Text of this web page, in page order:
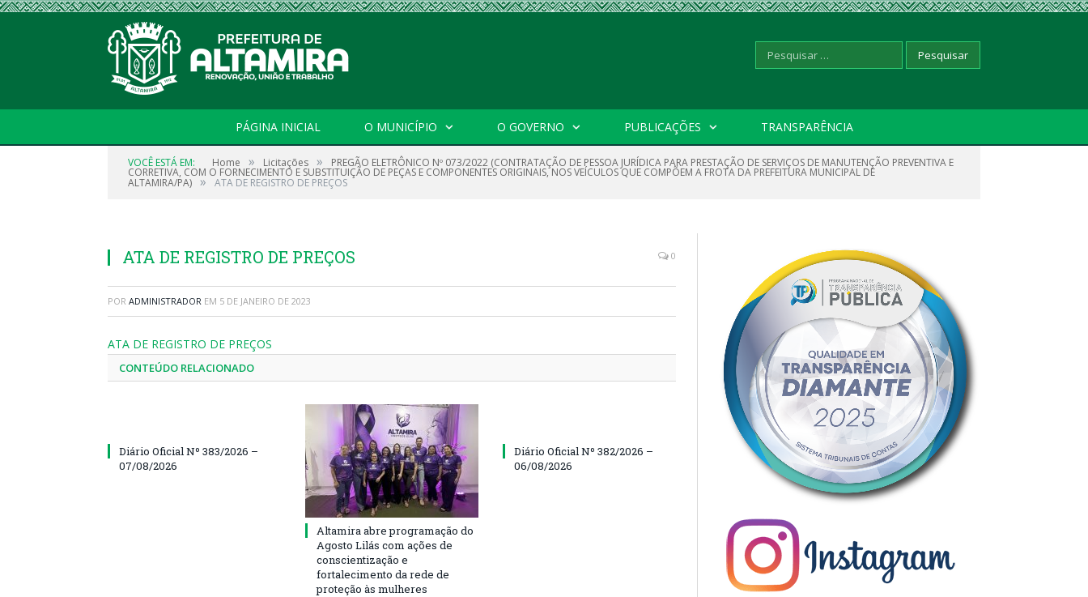
Pesquisar
por:
PÁGINA INICIAL O MUNICÍPIO O GOVERNO PUBLICAÇÕES TRANSPARÊNCIA
VOCÊ ESTÁ EM: Home » Licitações » PREGÃO ELETRÔNICO Nº 073/2022 (CONTRATAÇÃO DE PESSOA JURÍDICA PARA PRESTAÇÃO DE SERVIÇOS DE MANUTENÇÃO PREVENTIVA E
CORRETIVA, COM O FORNECIMENTO E SUBSTITUIÇÃO DE PEÇAS E COMPONENTES ORIGINAIS, NOS VEÍCULOS QUE COMPÕEM A FROTA DA PREFEITURA MUNICIPAL DE
ALTAMIRA/PA) » ATA DE REGISTRO DE PREÇOS
ATA DE REGISTRO DE PREÇOS 0
POR ADMINISTRADOR EM 5 DE JANEIRO DE 2023
ATA DE REGISTRO DE PREÇOS
CONTEÚDO RELACIONADO
Diário Oficial Nº 383/2026 –
07/08/2026
Altamira abre programação do
Agosto Lilás com ações de
conscientização e
fortalecimento da rede de
proteção às mulheres
Diário Oficial Nº 382/2026 –
06/08/2026